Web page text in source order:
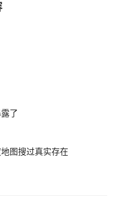
了
图搜过真实存在